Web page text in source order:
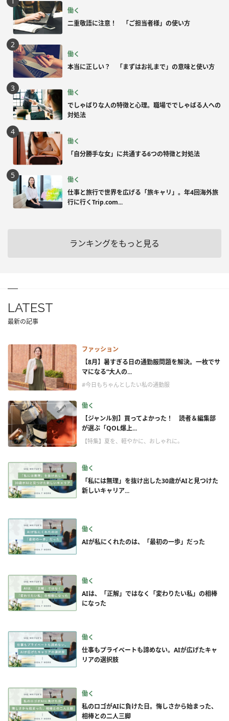
働く
二重敬語に注意！ 「ご担当者様」の使い方
働く
本当に正しい？ 「まずはお礼まで」の意味と使い方
働く
でしゃばりな人の特徴と心理。職場ででしゃばる人への
対処法
働く
「自分勝手な女」に共通する6つの特徴と対処法
働く
仕事と旅行で世界を広げる「旅キャリ」。年4回海外旅
行に行くTrip.com...
ランキングをもっと見る
LATEST
最新の記事
ファッション
【8月】暑すぎる日の通勤服問題を解決。一枚でサ
マになる“大人の...
#今日もちゃんとしたい私の通勤服
働く
【ジャンル別】買ってよかった！ 読者＆編集部
が選ぶ「QOL爆上...
【特集】夏を、軽やかに、おしゃれに。
働く
「私には無理」を抜け出した30歳がAIと見つけた
新しいキャリア...
働く
AIが私にくれたのは、「最初の一歩」だった
働く
AIは、「正解」ではなく「変わりたい私」の相棒
になった
働く
仕事もプライベートも諦めない。AIが広げたキャ
リアの選択肢
働く
私のロゴがAIに負けた日。悔しさから始まった、
相棒との二人三脚